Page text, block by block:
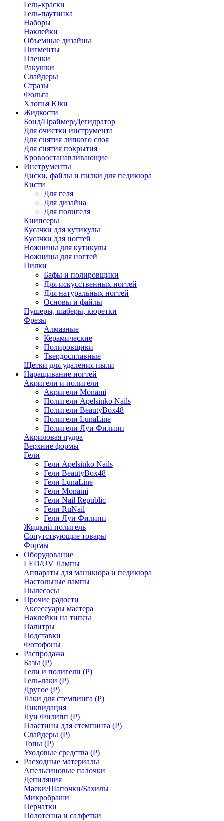
Гель-краски
Гель-паутинка
Наборы
Наклейки
Объемные дизайны
Пигменты
Пленки
Ракушки
Слайдеры
Стразы
Фольга
Хлопья Юки
Жидкости
Бонд/Праймер/Дегидратор
Для очистки инструмента
Для снятия липкого слоя
Для снятия покрытия
Кровоостанавливающие
Инструменты
Диски, файлы и пилки для педикюра
Кисти
Для геля
Для дизайна
Для полигеля
Книпсеры
Кусачки для кутикулы
Кусачки для ногтей
Ножницы для кутикулы
Ножницы для ногтей
Пилки
Бафы и полировщики
Для искусственных ногтей
Для натуральных ногтей
Основы и файлы
Пушеры, шаберы, кюретки
Фрезы
Алмазные
Керамические
Полировщики
Твердосплавные
Щетки для удаления пыли
Наращивание ногтей
Акригели и полигели
Акригели Monami
Полигели Apelsinko Nails
Полигели BeautyBox48
Полигели LunaLine
Полигели Луи Филипп
Акриловая пудра
Верхние формы
Гели
Гели Apelsinko Nails
Гели BeautyBox48
Гели LunaLine
Гели Monami
Гели Nail Republic
Гели RuNail
Гели Луи Филипп
Жидкий полигель
Сопутствующие товары
Формы
Оборудование
LED/UV Лампы
Аппараты для маникюра и педикюра
Настольные лампы
Пылесосы
Прочие радости
Аксессуары мастера
Наклейки на типсы
Палитры
Подставки
Фотофоны
Распродажа
Базы (Р)
Гели и полигели (Р)
Гель-лаки (Р)
Другое (Р)
Лаки для стемпинга (Р)
Ликвидация
Луи Филипп (Р)
Пластины для стемпинга (Р)
Слайдеры (Р)
Топы (Р)
Уходовые средства (Р)
Расходные материалы
Апельсиновые палочки
Депиляция
Маски/Шапочки/Бахилы
Микробраши
Перчатки
Полотенца и салфетки